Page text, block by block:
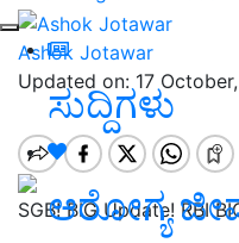
ಸುದ್ದಿಗಳು
ಆರೋಗ್ಯ
Ashok Jotawar
Updated on: 17
SGB! BIG Update! RBI